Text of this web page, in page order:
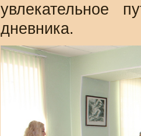
увлекательное
дневника.